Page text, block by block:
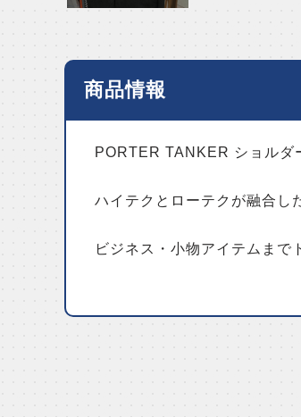
商品情報
PORTER TANKER ショルダ
ハイテクとローテクが融合し
ビジネス・小物アイテムまで